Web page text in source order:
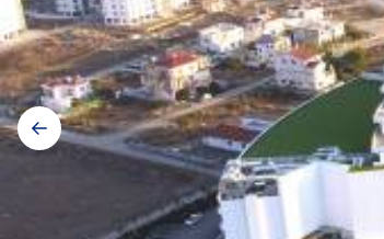
Galerij
navigatie